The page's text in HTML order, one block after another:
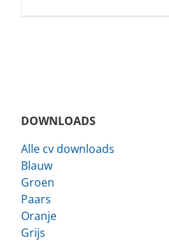
DOWNLOADS
Alle cv downloads
Blauw
Groen
Paars
Oranje
Grijs